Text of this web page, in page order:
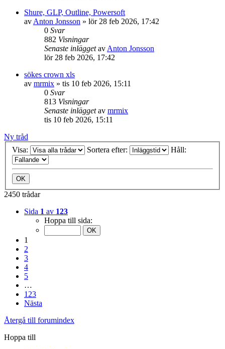
Shure, GLP, Outline, Powersoft
av Anton Jonsson » lör 28 feb 2026, 17:42
0 Svar
882 Visningar
Senaste inläggetav Anton Jonsson
lör 28 feb 2026, 17:42
sökes crown xls
av mrmix » tis 10 feb 2026, 15:11
0 Svar
813 Visningar
Senaste inläggetav mrmix
tis 10 feb 2026, 15:11
Ny tråd
Visa:
Sortera efter: Håll:
2450 trådar
Sida 1 av 123
Hoppa till sida:
1
2
3
4
5
…
123
Nästa
Återgå till forumindex
Hoppa till